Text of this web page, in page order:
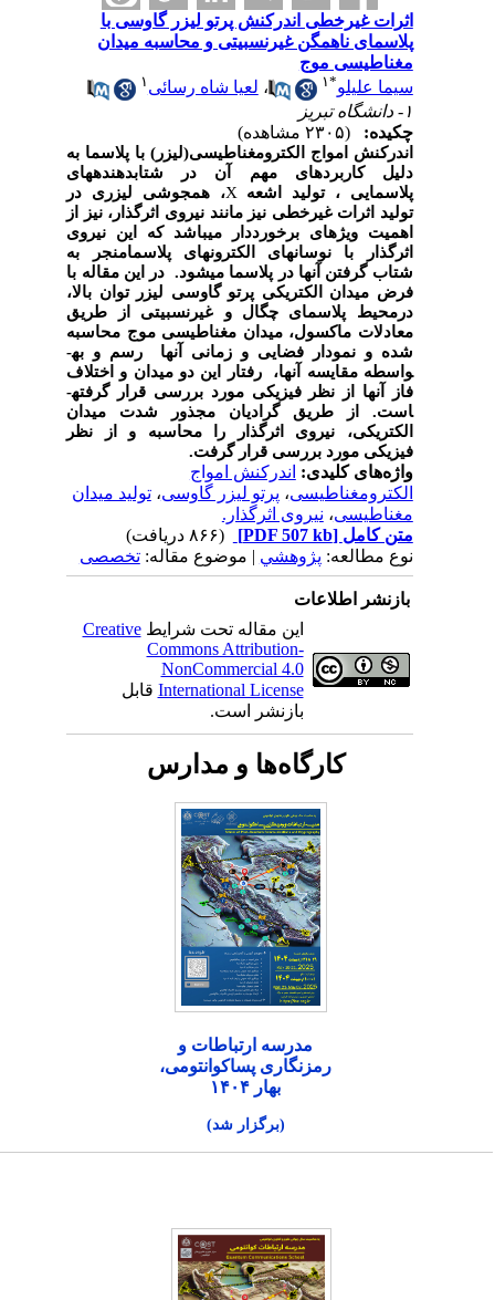
اثرات غیرخطی اندرکنش پرتو لیزر گاوسی با
پلاسمای ناهمگن غیرنسبیتی و محاسبه میدان
مغناطیسی موج
سیما علیلو* ۱ ،لعیا شاه رسائی
چکیده:
اندرکنش امواج الکترومغناطیسی(لیزر) با پلاسما به
دلیل کاربردهای مهم آن در شتاب­دهنده­های
پلاسمایی ، تولید اشعه­X
، همجوشی لیزری در
تولید اثرات غیرخطی نیز مانند نیروی اثرگذار، نیز از
اهمیت ویژه­ای برخورددار می­باشد که این نیروی
اثرگذار با نوسان­های الکترون­های پلاسمامنجر به
شتاب گرفتن آن­ها در پلاسما می­شود. در این مقاله با
فرض میدان الکتریکی پرتو گاوسی لیزر توان بالا،
درمحیط پلاسمای چگال و غیرنسبیتی از طریق
معادلات ماکسول، میدان مغناطیسی موج محاسبه
شده و نمودار فضایی و زمانی آن­ها رسم و به­
واسطه مقایسه آن­ها، رفتار این دو میدان و اختلاف
فاز آن­ها از نظر فیزیکی مورد بررسی قرار گرفته­
است. از طریق گرادیان مجذور شدت میدان
الکتریکی، نیروی اثرگذار را محاسبه و از نظر
فیزیکی مورد بررسی قرار گرفت.
واژه‌های کلیدی:اندرکنش امواج
الکترومغناطیسی،پرتو لیزر گاوسی،تولید میدان
مغناطیسی،نیروی اثرگذار.
متن کامل[PDF 507 kb]
نوع مطالعه:پژوهشي| موضوع مقاله:تخصصی
بازنشر اطلاعات
این مقاله تحت شرایطCreative
Commons Attribution-
NonCommercial 4.0
International Licenseقابل
بازنشر است.
کارگاه‌ها و مدارس
مدرسه ارتباطات و
رمزنگاری پساکوانتومی،
بهار ۱۴۰۴
(برگزار شد)